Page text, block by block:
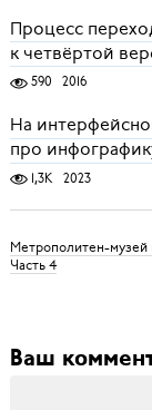
Процесс
к четвёртой
590 2016
На
про
1,3K 2023
Метрополитен-
Часть 4
Ваш